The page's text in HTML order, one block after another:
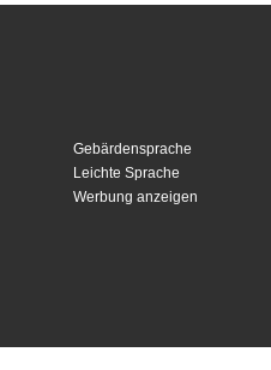
Gebärdensprache
Leichte Sprache
Werbung anzeigen